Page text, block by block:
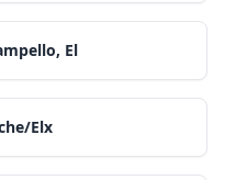
El
Elx